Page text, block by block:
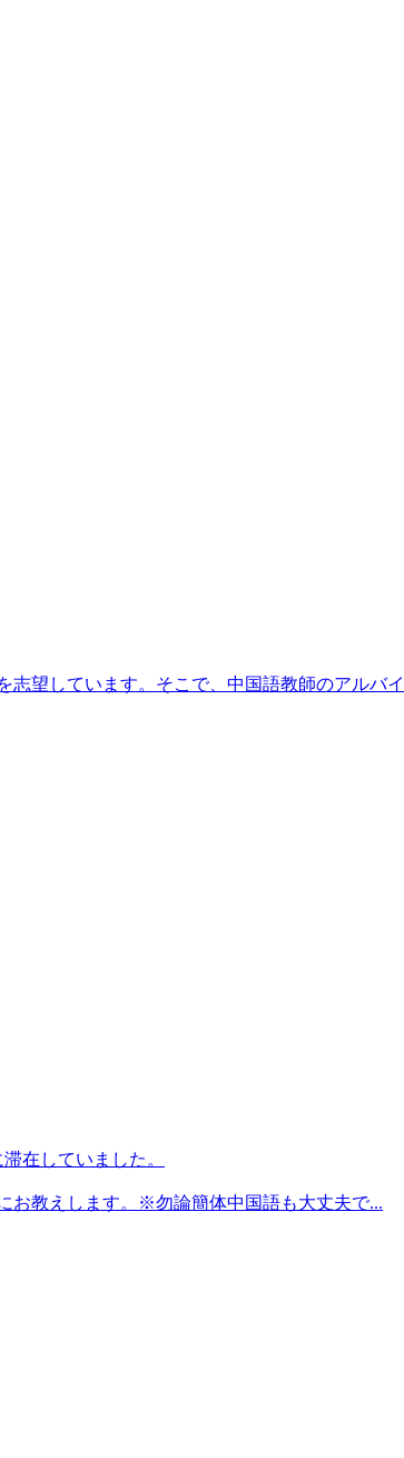
望しています。そこで、中国語教師のアル
在していました。
お教えします。※勿論簡体中国語も大丈夫で...